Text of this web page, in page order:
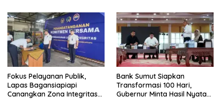
Fokus Pelayanan Publik,
Lapas Bagansiapiapi
Canangkan Zona Integritas
Bank Sumut Siapkan
Transformasi 100 Hari,
Gubernur Minta Hasil Nyata